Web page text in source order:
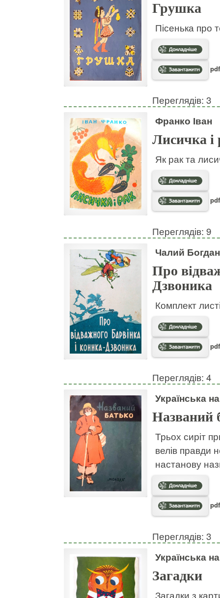
Грушка
Пісенька про
Переглядів: 3
Франко Іван
Лисичка і
Як рак та
Переглядів: 9
Чалий
Про
Дзвоника
Комплект
Переглядів: 4
Українська
Названий
Трьох сиріт
велів правди
настанову
Переглядів: 3
Українська
Загадки
Загадки з